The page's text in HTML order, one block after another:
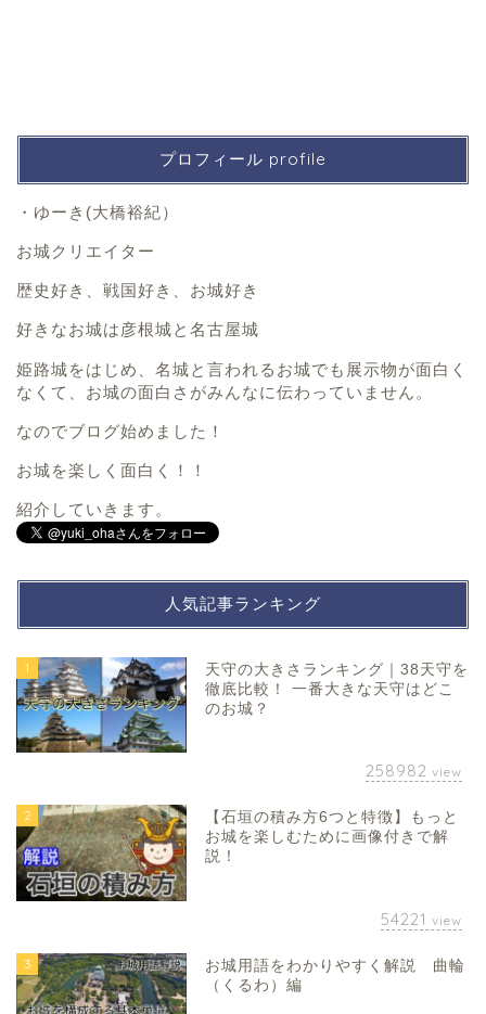
プロフィール profile
・ゆーき(大橋裕紀）
お城クリエイター
歴史好き、戦国好き、お城好き
好きなお城は彦根城と名古屋城
姫路城をはじめ、名城と言われるお城でも展示物が面白く
なくて、お城の面白さがみんなに伝わっていません。
なのでブログ始めました！
お城を楽しく面白く！！
紹介していきます。
人気記事ランキング
1
天守の大きさランキング｜38天守を
徹底比較！ 一番大きな天守はどこ
のお城？
258982 view
2
【石垣の積み方6つと特徴】もっと
お城を楽しむために画像付きで解
説！
54221 view
3
お城用語をわかりやすく解説 曲輪
（くるわ）編